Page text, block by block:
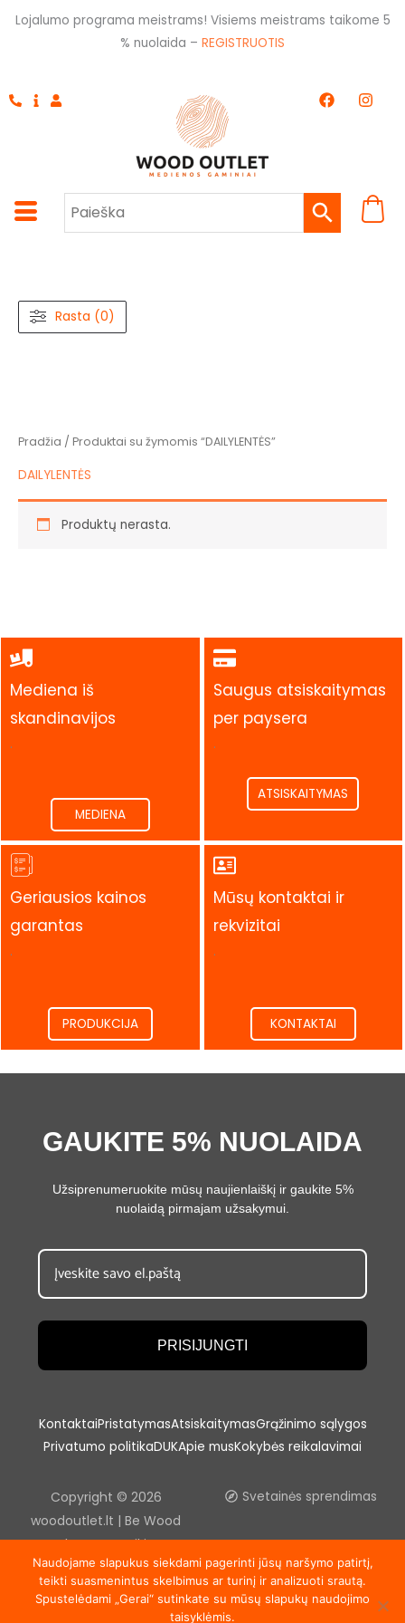
Pereiti
Lojalumo programa meistrams! Visiems meistrams taikome 5
% nuolaida – REGISTRUOTIS
F
a
k
I
n
a
m
Rasta (0)
Pradžia / Produktai su žymomis “DAILYLENTĖS”
DAILYLENTĖS
Produktų nerasta.
Mediena iš
skandinavijos
.
MEDIENA
Saugus atsiskaitymas
per paysera
.
ATSISKAITYMAS
Geriausios kainos
garantas
.
PRODUKCIJA
Mūsų kontaktai ir
rekvizitai
.
KONTAKTAI
GAUKITE 5% NUOLAIDA
Užsiprenumeruokite mūsų naujienlaiškį ir gaukite 5%
nuolaidą pirmajam užsakymui.
PRISIJUNGTI
KontaktaiPristatymasAtsiskaitymasGrąžinimo sąlygos
Privatumo politikaDUKApie musKokybės reikalavimai
Copyright © 2026
woodoutlet.lt | Be Wood
outlet, UAB sutikimo
draudžiama kopijuoti ir platinti
svetainėje esančią
Svetainės sprendimas
Naudojame slapukus siekdami pagerinti jūsų naršymo patirtį,
teikti suasmenintus skelbimus ar turinį ir analizuoti srautą.
Spustelėdami „Gerai“ sutinkate su mūsų slapukų naudojimo
taisyklėmis.